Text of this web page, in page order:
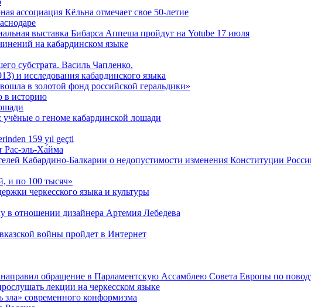
ассоциация Кёльна отмечает свое 50-летие
выставка Бибарса Аппеша пройдут на Yotube 17 июля
на кабардинском языке
субстрата. Василь Чапленко.
и исследования кабардинского языка
в золотой фонд российской геральдики»
в историю
о геноме кабардинской лошади
159 yıl geçti
Рас-эль-Ха́йма
Кабардино-Балкарии о недопустимости изменения Конституции
и по 100 тысяч»
черкесского языка и культуры
в отношении дизайнера Артемия Лебедева
войны пройдет в Интернет
обращение в Парламентскую Ассамблею Совета Европы по
лекции на черкесском языке
современного конформизма